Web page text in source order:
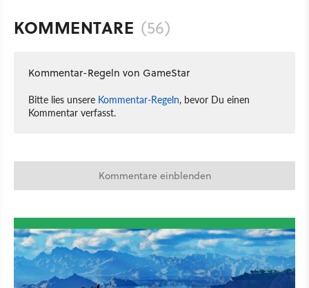
KOMMENTARE (56)
Kommentar-Regeln von GameStar
Bitte lies unsere Kommentar-Regeln, bevor Du einen
Kommentar verfasst.
Kommentare einblenden